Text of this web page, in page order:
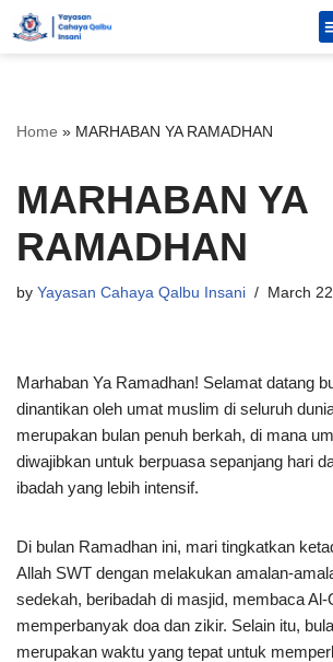
Home » MARHABAN YA RAMADHAN
MARHABAN YA
RAMADHAN
by Yayasan Cahaya Qalbu Insani March
Marhaban Ya Ramadhan! Selamat datang
dinantikan oleh umat muslim di seluruh
merupakan bulan penuh berkah, di mana
diwajibkan untuk berpuasa sepanjang hari
ibadah yang lebih intensif.
Di bulan Ramadhan ini, mari tingkatkan
Allah SWT dengan melakukan amalan-
sedekah, beribadah di masjid, membaca Al-
memperbanyak doa dan zikir. Selain itu,
merupakan waktu yang tepat untuk